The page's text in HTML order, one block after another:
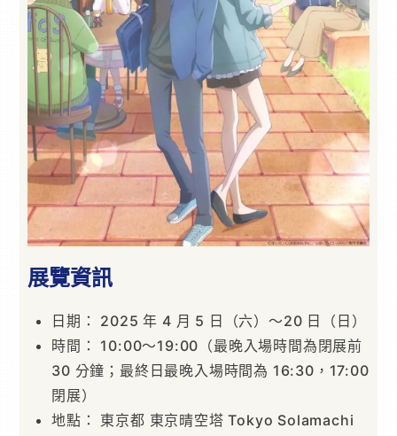
展覽資訊
日期： 2025 年 4 月 5 日（六）～20 日（日）
時間： 10:00～19:00（最晚入場時間為閉展前
30 分鐘；最終日最晚入場時間為 16:30，17:00
閉展）
地點： 東京都 東京晴空塔 Tokyo Solamachi